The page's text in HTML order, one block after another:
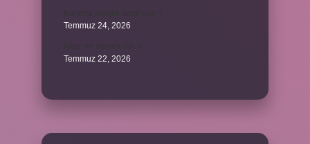
Temmuz 24, 2026
Temmuz 22, 2026